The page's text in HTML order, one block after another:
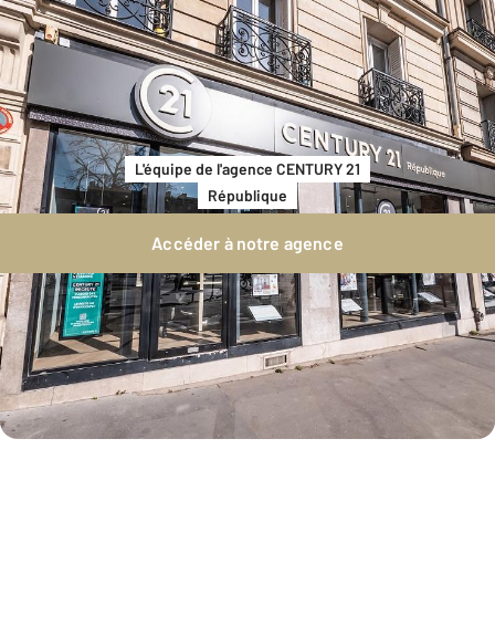
L'équipe de l'agence CENTURY 21
République
Accéder à notre agence